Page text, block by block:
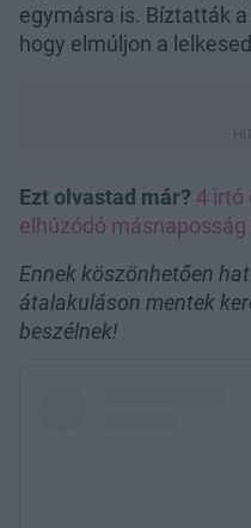
egymásra is. Bíztatták
hogy elmúljon a
Ezt olvastad már? 4 irtó
elhúzódó másnaposság
Ennek köszönhetően
átalakuláson mentek
beszélnek!